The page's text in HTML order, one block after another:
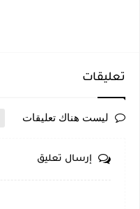
تعليقات
ليست هناك تعليقات
إرسال تعليق